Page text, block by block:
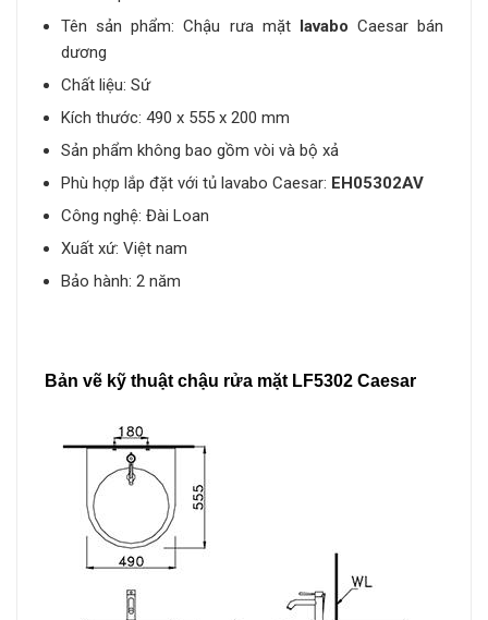
Tên sản phẩm: Chậu rưa mặt lavabo Caesar bán
dương
Chất liệu: Sứ
Kích thước: 490 x 555 x 200 mm
Sản phẩm không bao gồm vòi và bộ xả
Phù hợp lắp đặt với tủ lavabo Caesar: EH05302AV
Công nghệ: Đài Loan
Xuất xứ: Việt nam
Bảo hành: 2 năm
Bản vẽ kỹ thuật chậu rửa mặt LF5302 Caesar